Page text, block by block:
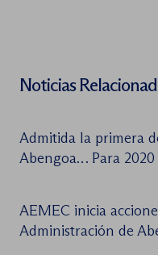
Noticias
Admitida la primera
Abengoa… Para 2020
AEMEC inicia
Administración de